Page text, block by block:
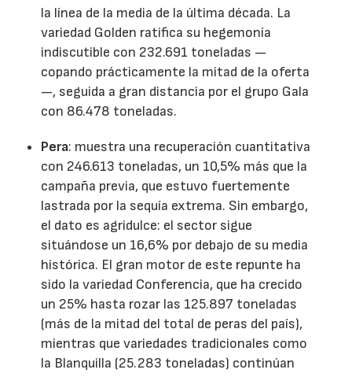
la línea de la media de la última década. La
variedad Golden ratifica su hegemonía
indiscutible con 232.691 toneladas —
copando prácticamente la mitad de la oferta
—, seguida a gran distancia por el grupo Gala
con 86.478 toneladas.
Pera: muestra una recuperación cuantitativa
con 246.613 toneladas, un 10,5% más que la
campaña previa, que estuvo fuertemente
lastrada por la sequía extrema. Sin embargo,
el dato es agridulce: el sector sigue
situándose un 16,6% por debajo de su media
histórica. El gran motor de este repunte ha
sido la variedad Conferencia, que ha crecido
un 25% hasta rozar las 125.897 toneladas
(más de la mitad del total de peras del país),
mientras que variedades tradicionales como
la Blanquilla (25.283 toneladas) continúan